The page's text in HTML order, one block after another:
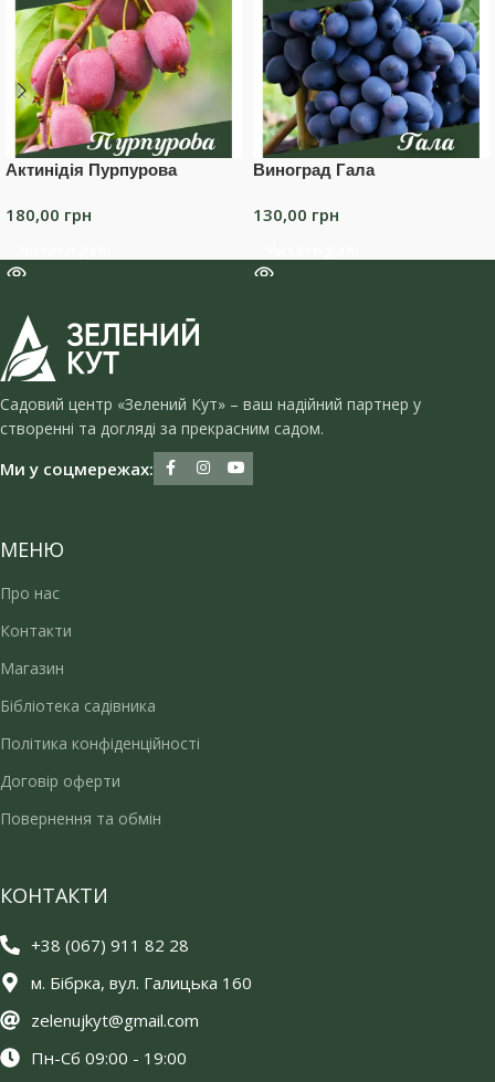
Актинідія Пурпурова
180,00 грн
Виноград Гала
130,00 грн
Садовий центр «Зелений Кут» – ваш надійний партнер у
створенні та догляді за прекрасним садом.
Ми у соцмережах:
МЕНЮ
Про нас
Контакти
Магазин
Бібліотека садівника
Політика конфіденційності
Договір оферти
Повернення та обмін
КОНТАКТИ
+38 (067) 911 82 28
м. Бібрка, вул. Галицька 160
zelenujkyt@gmail.com
Пн-Сб 09:00 - 19:00